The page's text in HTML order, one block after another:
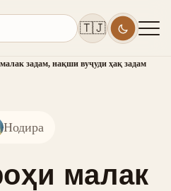
🇹🇯
задам, нақши вуҷуди ҳақ задам
Нодира
малак